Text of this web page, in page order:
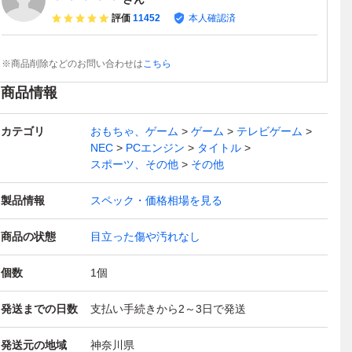
評価 11452 本人確認済
※商品削除などのお問い合わせはこちら
商品情報
カテゴリ おもちゃ、ゲーム ゲーム
テレビゲーム
NEC
PCエンジン
タイトル
スポーツ、その他
その他
製品情報 スペック・価格相場を見る
商品の状態 目立った傷や汚れなし
個数 1個
発送までの日数 支払い手続きから2～3日で発送
発送元の地域 神奈川県